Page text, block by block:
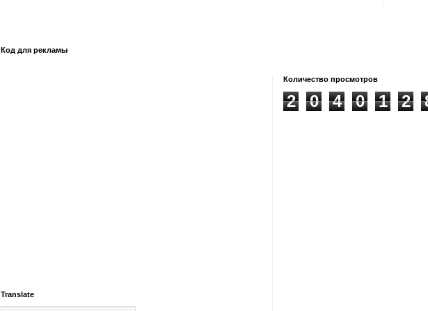
Код для рекламы
Translate
Количество просмотров
2 0 4 0 1 2